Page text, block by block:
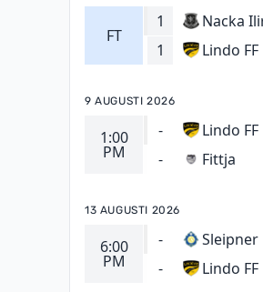
FT
1
1
Nacka
Lindo FF
9 AUGUSTI 2026
1:00
PM
-
-
Lindo FF
Fittja
13 AUGUSTI 2026
6:00
PM
-
-
Sleipner
Lindo FF